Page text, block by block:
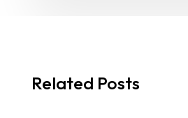
Related Posts